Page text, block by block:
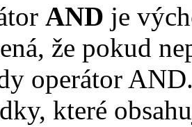
AND je
že pokud
operátor
které